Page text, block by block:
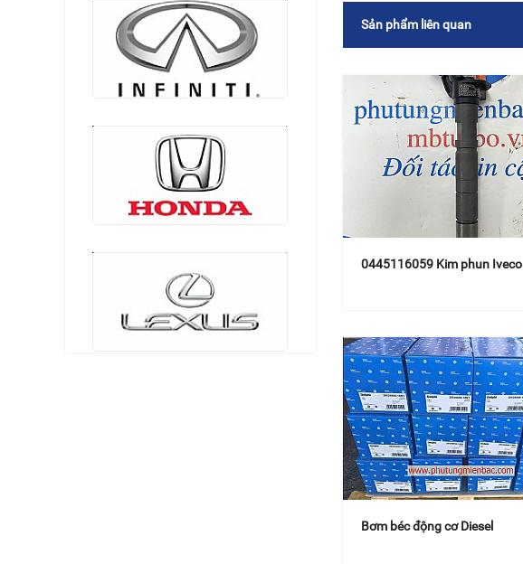
Sản phẩm liên quan
0445116059 Kim phun Iveco
Bơm béc động cơ Diesel